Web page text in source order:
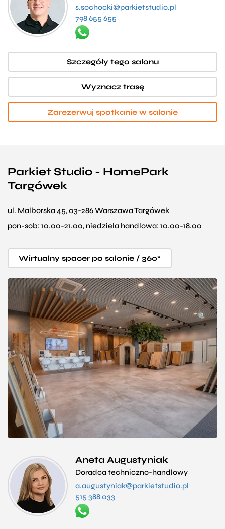
s.sochocki@parkietstudio.pl
798 655 655
Szczegóły tego salonu
Wyznacz trasę
Zarezerwuj spotkanie w salonie
Parkiet Studio - HomePark
Targówek
ul. Malborska 45, 03-286 Warszawa Targówek
pon-sob: 10.00-21.00, niedziela handlowa: 10.00-18.00
Wirtualny spacer po salonie / 360°
Aneta Augustyniak
Doradca techniczno-handlowy
a.augustyniak@parkietstudio.pl
515 388 033